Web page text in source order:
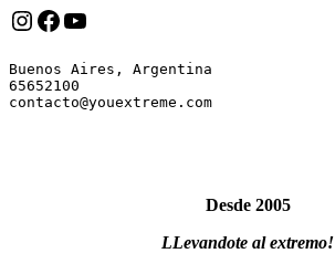
Instagram
Facebook
YouTube
Buenos Aires, Argentina
65652100
Desde 2005
LLevandote al extremo!